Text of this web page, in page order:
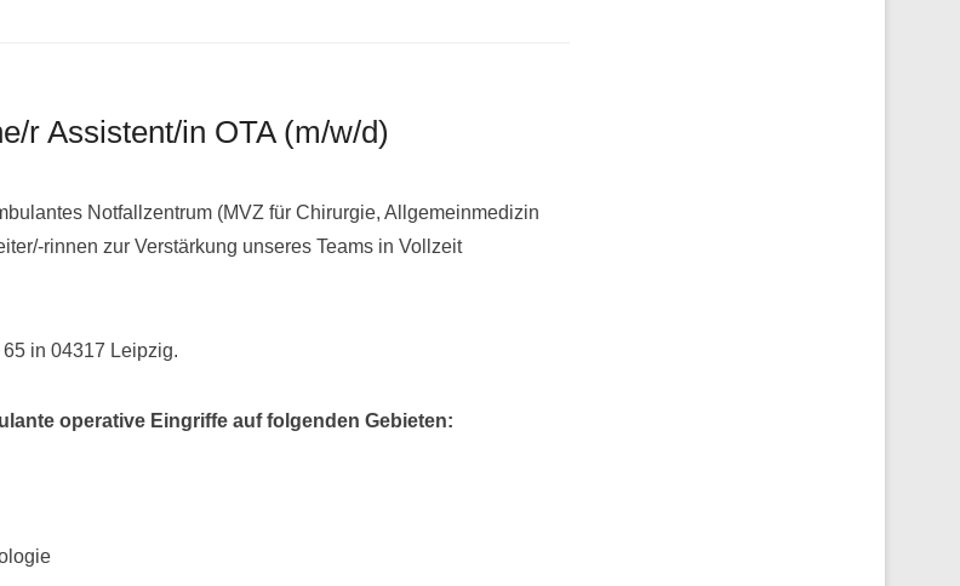
r Assistent/in OTA (m/w/d)
Notfallzentrum (MVZ für Chirurgie, Allgemeinmedizin
rinnen zur Verstärkung unseres Teams in Vollzeit
in 04317 Leipzig.
operative Eingriffe auf folgenden Gebieten: